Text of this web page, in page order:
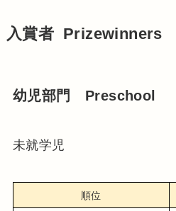
入賞者 Prizewinners
幼児部門 Preschool
未就学児
順位